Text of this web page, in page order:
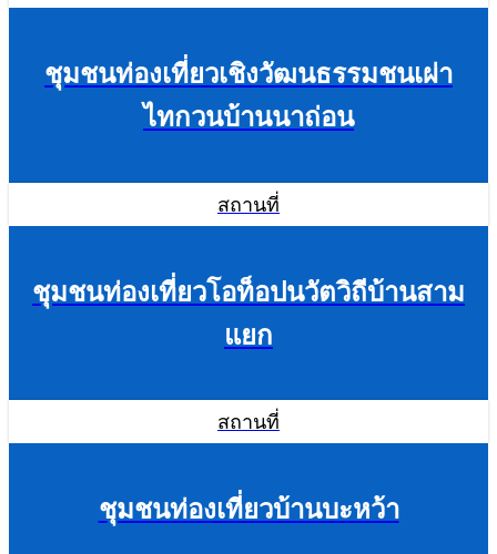
ชุมชนท่องเที่ยวเชิงวัฒนธรรมชนเผ่า
ไทกวนบ้านนาถ่อน
สถานที่
ชุมชนท่องเที่ยวโอท็อปนวัตวิถีบ้านสาม
แยก
สถานที่
ชุมชนท่องเที่ยวบ้านบะหว้า